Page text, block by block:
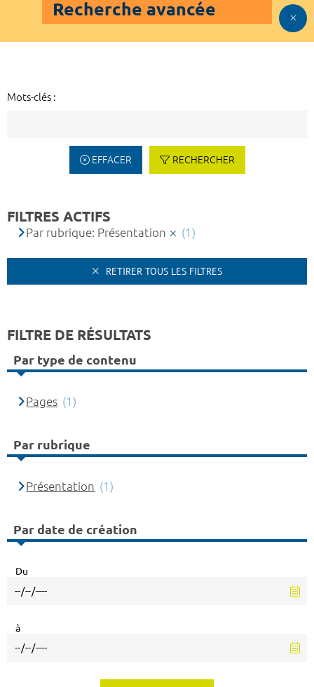
Recherche avancée
Mots-clés :
EFFACER RECHERCHER
FILTRES ACTIFS
Par rubrique: Présentation (1)
RETIRER TOUS LES FILTRES
FILTRE DE RÉSULTATS
Par type de contenu
Pages (1)
Par rubrique
Présentation (1)
Par date de création
Du
à